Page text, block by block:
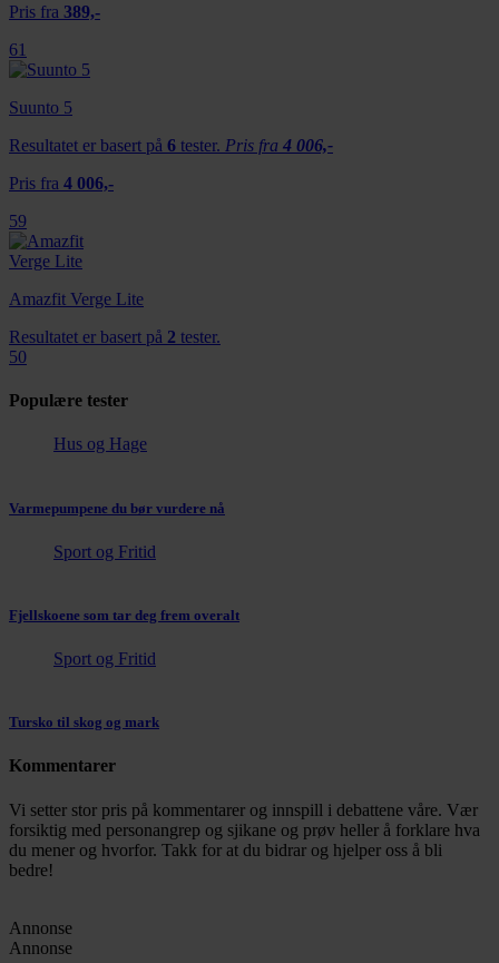
Pris fra 389,-
61
Suunto 5
Resultatet er basert på 6 tester. Pris fra 4 006,-
Pris fra 4 006,-
59
Amazfit Verge Lite
Resultatet er basert på 2 tester.
50
Populære tester
Hus og Hage
Varmepumpene du bør vurdere nå
Sport og Fritid
Fjellskoene som tar deg frem overalt
Sport og Fritid
Tursko til skog og mark
Kommentarer
Vi setter stor pris på kommentarer og innspill i debattene våre. Vær
forsiktig med personangrep og sjikane og prøv heller å forklare hva
du mener og hvorfor. Takk for at du bidrar og hjelper oss å bli
bedre!
Annonse
Annonse